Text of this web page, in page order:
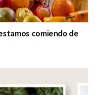
comiendo de